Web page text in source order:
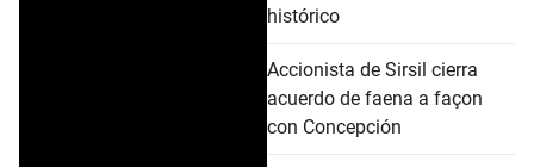
histórico
Accionista de Sirsil cierra
acuerdo de faena a façon
con Concepción